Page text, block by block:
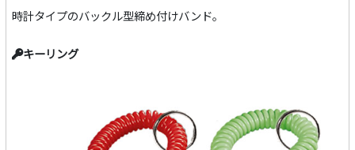
時計タイプのバックル型締め付けバンド。
キーリング